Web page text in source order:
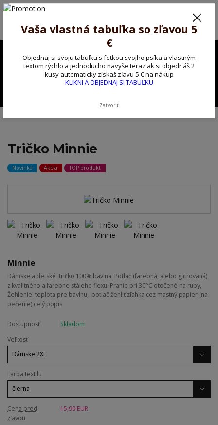
Poprosíme ctených zákazníkov o trpezlivosť, v tomto období máme
Preto sme Vám pripravili malý darček ako ospravedlnenie.
!!! ZĽAVA 5€ na PRVÚ objednávku nad 30€ s kódom pozorpes5 !!!
0,00 EUR
Tričko Minnie
Novinka Akcia TOP produkt
Minnie
Dámske a detské tričko 100% bavlna. Potlač (farebná, alebo glitrovaná)
z kvalitného a farebne stáleho flexu. Pranie pri 30°C otočené na ruby,
Žehlenie: teplota pre bavlnu, potlač žehliť zľahka cez mastný papier (na
pečenie) celý popis
Dostupnosť
Skladom
Veľkosť
Farba textilu
Cena pred
zľavou
15,90 EUR
Vaša vlastná tabuľka so zľavou 5
€
Objednaj si svoju tabuľku s fotkou svojho psíka a vlastným
textom rýchlo a jednoducho navyše teraz ak si objednáš 2
kusy automaticky získaš zľavu 5 € na nákup
KLIKNI A OBJEDNAJ SI TABUĽKU
Zatvoriť